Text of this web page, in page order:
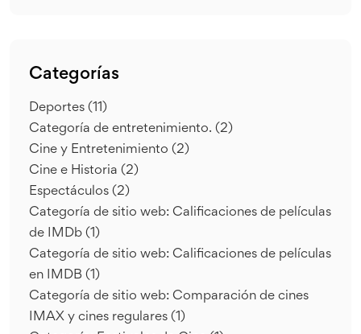
Categorías
Deportes (11)
Categoría de entretenimiento. (2)
Cine y Entretenimiento (2)
Cine e Historia (2)
Espectáculos (2)
Categoría de sitio web: Calificaciones de películas
de IMDb (1)
Categoría de sitio web: Calificaciones de películas
en IMDB (1)
Categoría de sitio web: Comparación de cines
IMAX y cines regulares (1)